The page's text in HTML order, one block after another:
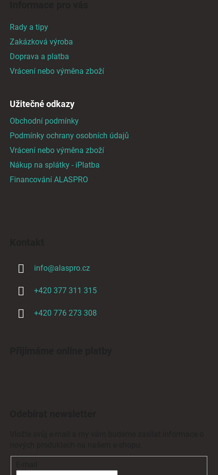
Rady a tipy
Zakázková výroba
Doprava a platba
Vrácení nebo výměna zboží
Užitečné odkazy
Obchodní podmínky
Podmínky ochrany osobních údajů
Vrácení nebo výměna zboží
Nákup na splátky - iPlatba
Financování ALASPRO
info@alaspro.cz
+420 377 311 315
+420 776 273 308